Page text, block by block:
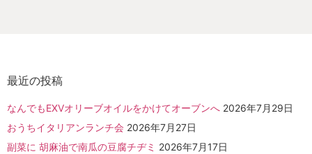
最近の投稿
なんでもEXVオリーブオイルをかけてオーブンへ 2026年7月29日
おうちイタリアンランチ会 2026年7月27日
副菜に 胡麻油で南瓜の豆腐チヂミ 2026年7月17日